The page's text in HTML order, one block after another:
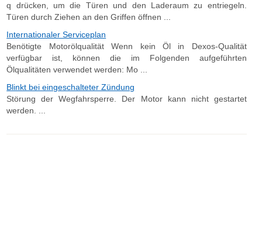
q drücken, um die Türen und den Laderaum zu entriegeln.
Türen durch Ziehen an den Griffen öffnen ...
Internationaler Serviceplan
Benötigte Motorölqualität Wenn kein Öl in Dexos-Qualität
verfügbar ist, können die im Folgenden aufgeführten
Ölqualitäten verwendet werden: Mo ...
Blinkt bei eingeschalteter Zündung
Störung der Wegfahrsperre. Der Motor kann nicht gestartet
werden. ...